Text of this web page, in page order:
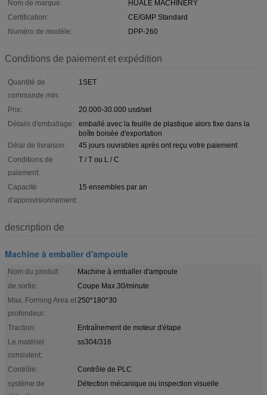
Nom de marque:
HUALE MACHINERY
Certification:
CE/GMP Standard
Numéro de modèle:
DPP-260
Conditions de paiement et expédition
Quantité de
commande min:
1SET
Prix:
20.000-30.000 usd/set
Détails d'emballage:
emballé avec la feuille de plastique alors fixe dans la
boîte boisée d'exportation
Délai de livraison:
45 jours ouvrables après ont reçu votre paiement
Conditions de
paiement:
T / T ou L / C
Capacité
d'approvisionnement:
15 ensembles par an
description de
Machine à emballer d'ampoule
Nom du produit:
Machine à emballer d'ampoule
de sortie:
Coupe Max.30/minute
Max. Forming Area et
profondeur:
250*180*30
Traction:
Entraînement de moteur d'étape
Le matériel
consistent:
ss304/316
Contrôle:
Contrôle de PLC
système de
Détection mécanique ou inspection visuelle